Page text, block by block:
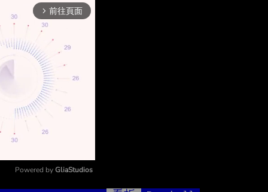
arrow_forward_ios 前往頁面
Powered by GliaStudios